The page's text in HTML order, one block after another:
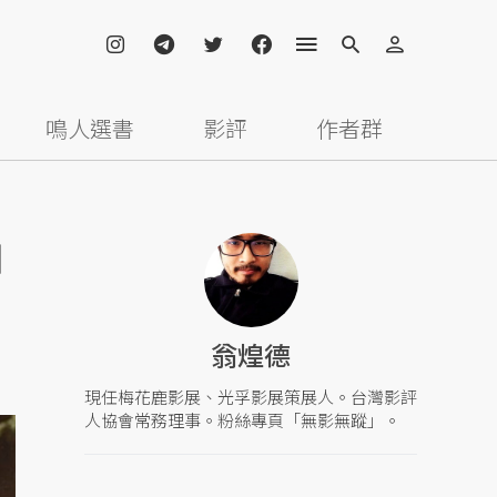
鳴人選書 影評 作者群
翁煌德
現任梅花鹿影展、光孚影展策展人。台灣影評
人協會常務理事。粉絲專頁「無影無蹤」。